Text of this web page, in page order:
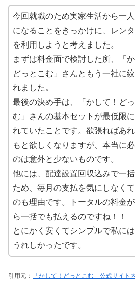
今回就職のため実家生活から一
になることをきっかけに、レン
を利用しようと考えました。
まずは料金面で検討した所、「か
どっとこむ」さんともう一社に
れました。
最後の決め手は、「かして！どっ
む」さんの基本セットが最低限
れていたことです。欲張ればあ
もと欲しくなりますが、本当に
のは意外と少ないものです。
他には、配達設置回収込みで一
ため、毎月の支払を気にしなく
のも理由です。トータルの料金
ら一括でも払えるのですね！！
とにかく安くてシンプルで私に
うれしかったです。
引用元： 「かして！どっとこむ」公式サイト